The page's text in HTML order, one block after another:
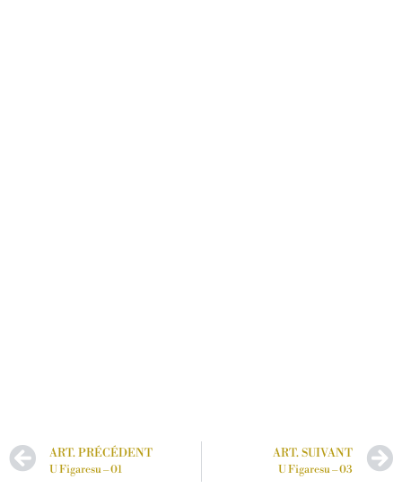
ART. PRÉCÉDENT
U Figaresu – 01
ART. SUIVANT
U Figaresu – 03